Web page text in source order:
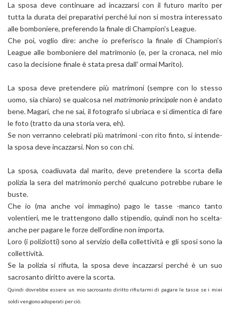
La sposa deve continuare ad incazzarsi con il futuro marito per
tutta la durata dei preparativi perché lui non si mostra interessato
alle bomboniere, preferendo la finale di Champion's League.
Che poi, voglio dire: anche io preferisco la finale di Champion's
League alle bomboniere del matrimonio (e, per la cronaca, nel mio
caso la decisione finale è stata presa dall' ormai Marito).
La sposa deve pretendere più matrimoni (sempre con lo stesso
uomo, sia chiaro) se qualcosa nel matrimonio principale non è andato
bene. Magari, che ne sai, il fotografo si ubriaca e si dimentica di fare
le foto (tratto da una storia vera, eh).
Se non verranno celebrati più matrimoni -con rito finto, si intende-
la sposa deve incazzarsi. Non so con chi.
La sposa, coadiuvata dal marito, deve pretendere la scorta della
polizia la sera del matrimonio perché qualcuno potrebbe rubare le
buste.
Che io (ma anche voi immagino) pago le tasse -manco tanto
volentieri, me le trattengono dallo stipendio, quindi non ho scelta-
anche per pagare le forze dell'ordine non importa.
Loro (i poliziotti) sono al servizio della collettività e gli sposi sono la
collettività.
Se la polizia si rifiuta, la sposa deve incazzarsi perché è un suo
sacrosanto diritto avere la scorta.
Quindi dovrebbe essere un mio sacrosanto diritto rifiutarmi di pagare le tasse se i miei
soldi vengono adoperati per ciò.